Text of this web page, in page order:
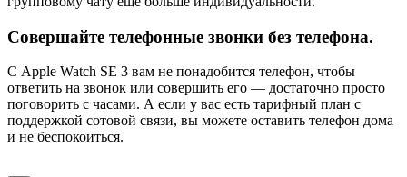
Совершайте телефонные звонки без телефона.
С Apple Watch SE 3 вам не понадобится телефон, чтобы
ответить на звонок или совершить его — достаточно просто
поговорить с часами. А если у вас есть тарифный план с
поддержкой сотовой связи, вы можете оставить телефон дома
и не беспокоиться.